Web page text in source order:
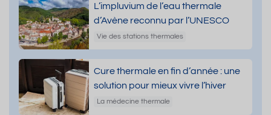
L’impluvium de l’eau thermale
d’Avène reconnu par l’UNESCO
Vie des stations thermales
Cure thermale en fin d’année : une
solution pour mieux vivre l’hiver
La médecine thermale